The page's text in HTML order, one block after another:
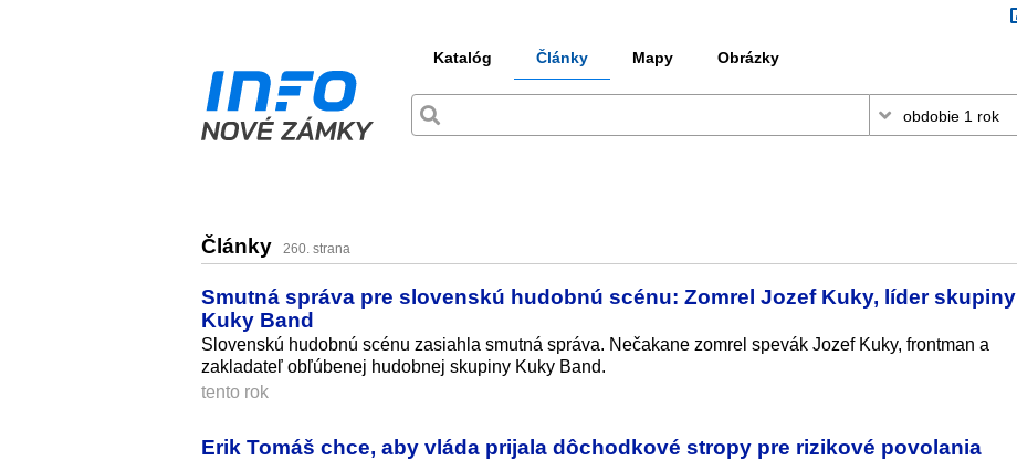
Katalóg Články Mapy Obrázky
Články 260. strana
Smutná správa pre slovenskú hudobnú scénu: Zomrel Jozef Kuky, líder skupiny
Kuky Band
Slovenskú hudobnú scénu zasiahla smutná správa. Nečakane zomrel spevák Jozef Kuky, frontman a
zakladateľ obľúbenej hudobnej skupiny Kuky Band.
tento rok
Erik Tomáš chce, aby vláda prijala dôchodkové stropy pre rizikové povolania